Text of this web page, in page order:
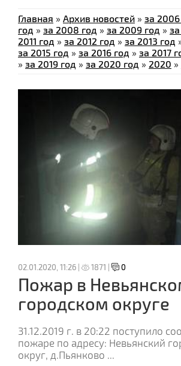
Главная » Архив новостей » за 2006
год » за 2008 год » за 2009 год »
2011 год » за 2012 год » за 2013 год
за 2015 год » за 2016 год » за 2017
» за 2019 год » за 2020 год » 2020 »
02.01.2020, 11:26 | 1871 | 0
Пожар в
городском округе
31.12.2019 г. в 20:22 поступило
пожаре по адресу: Невьянский
округ, д.Пьянково ...